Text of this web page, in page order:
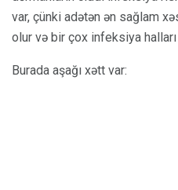
var, çünki adətən ən sağlam
olur və bir çox infeksiya
Burada aşağı xətt var: